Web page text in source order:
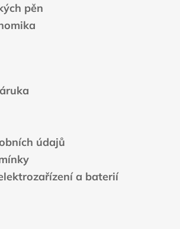
pěn
údajů
a baterií